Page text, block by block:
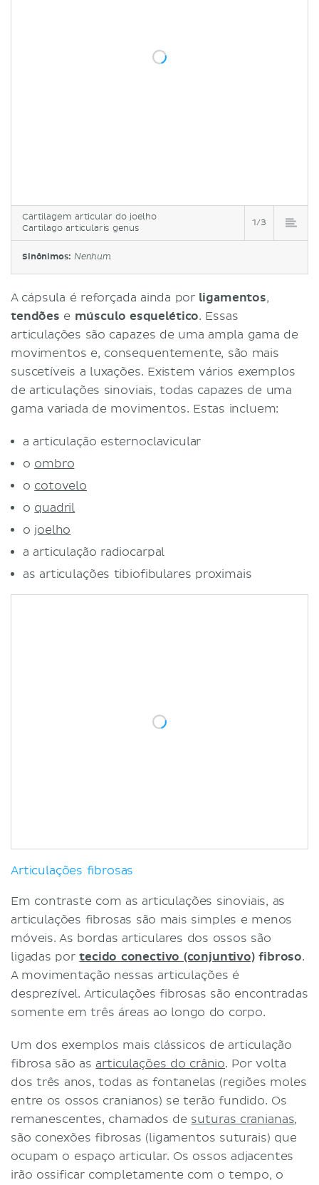
Cartilagem articular do joelho
Cartilago articularis genus
1/3
Sinônimos: Nenhum
A cápsula é reforçada ainda por ligamentos,
tendões e músculo esquelético. Essas
articulações são capazes de uma ampla gama de
movimentos e, consequentemente, são mais
suscetíveis a luxações. Existem vários exemplos
de articulações sinoviais, todas capazes de uma
gama variada de movimentos. Estas incluem:
a articulação esternoclavicular
o ombro
o cotovelo
o quadril
o joelho
a articulação radiocarpal
as articulações tibiofibulares proximais
Articulações fibrosas
Em contraste com as articulações sinoviais, as
articulações fibrosas são mais simples e menos
móveis. As bordas articulares dos ossos são
ligadas portecido conectivo (conjuntivo)fibroso.
A movimentação nessas articulações é
desprezível. Articulações fibrosas são encontradas
somente em três áreas ao longo do corpo.
Um dos exemplos mais clássicos de articulação
fibrosa são as articulações do crânio. Por volta
dos três anos, todas as fontanelas (regiões moles
entre os ossos cranianos) se terão fundido. Os
remanescentes, chamados de suturas cranianas,
são conexões fibrosas (ligamentos suturais) que
ocupam o espaço articular. Os ossos adjacentes
irão ossificar completamente com o tempo, o